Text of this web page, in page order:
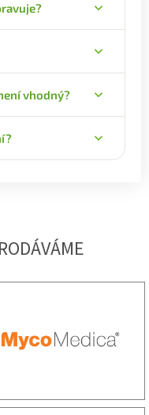
chuti přidejte
vhodný?
pestrou a